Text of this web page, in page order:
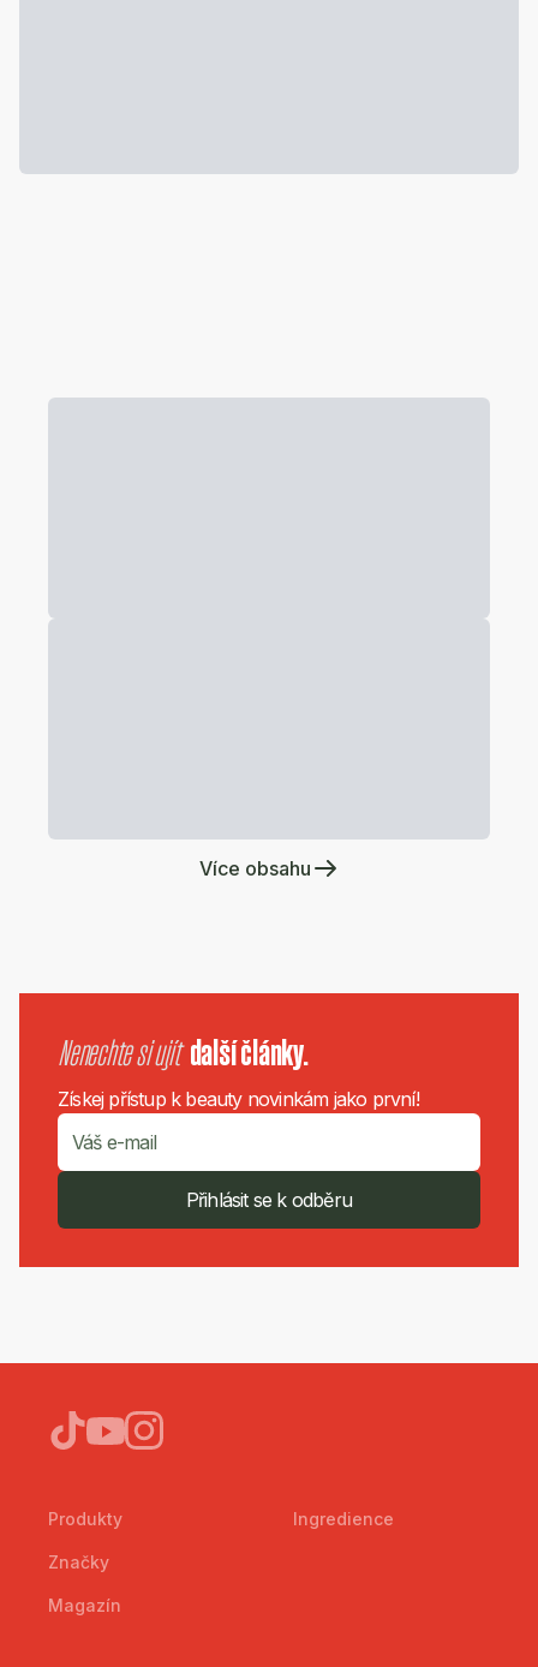
Více obsahu
Nenechte si ujít další články.
Získej přístup k beauty novinkám jako první!
Přihlásit se k odběru
Produkty
Značky
Magazín
Ingredience